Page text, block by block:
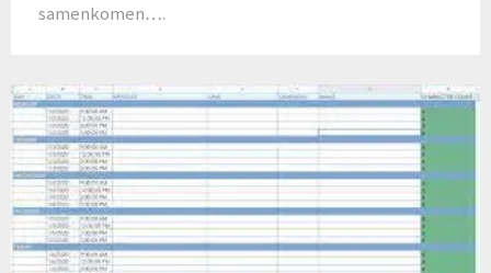
samenkomen….